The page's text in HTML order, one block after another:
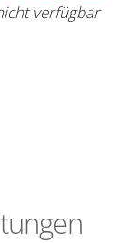
verfügbar